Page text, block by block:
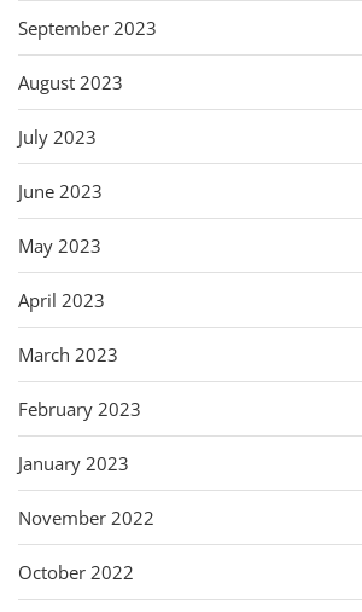
September 2023
August 2023
July 2023
June 2023
May 2023
April 2023
March 2023
February 2023
January 2023
November 2022
October 2022